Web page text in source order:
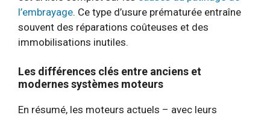
l’embrayage. Ce type d’usure prématurée entraîne
souvent des réparations coûteuses et des
immobilisations inutiles.
Les différences clés entre anciens et
modernes systèmes moteurs
En résumé, les moteurs actuels – avec leurs